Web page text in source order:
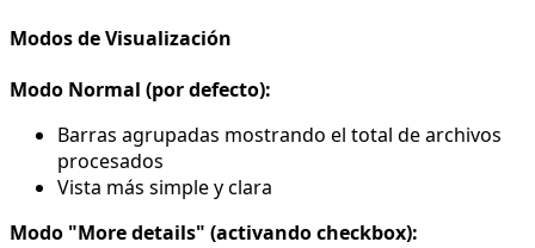
Modos de Visualización
Modo Normal (por defecto):
Barras agrupadas mostrando el total de archivos
procesados
Vista más simple y clara
Modo "More details" (activando checkbox):